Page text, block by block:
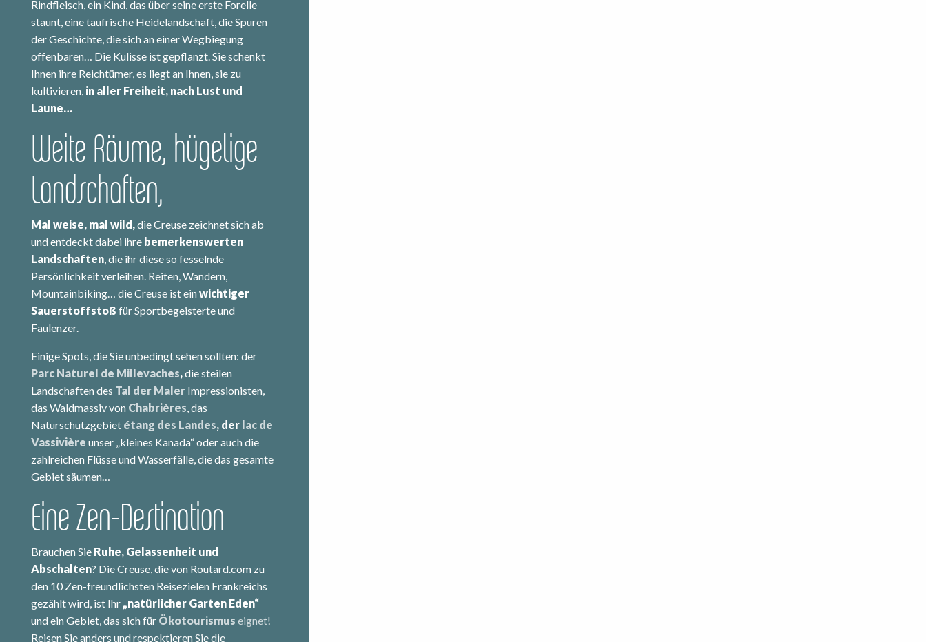
Rindfleisch, ein Kind, das über seine erste Forelle
staunt, eine taufrische Heidelandschaft, die Spuren
der Geschichte, die sich an einer Wegbiegung
offenbaren… Die Kulisse ist gepflanzt. Sie schenkt
Ihnen ihre Reichtümer, es liegt an Ihnen, sie zu
kultivieren, in aller Freiheit, nach Lust und
Laune…
Weite Räume, hügelige
Landschaften,
Mal weise, mal wild,die Creuse zeichnet sich ab
und entdeckt dabei ihre bemerkenswerten
Landschaften, die ihr diese so fesselnde
Persönlichkeit verleihen. Reiten, Wandern,
Mountainbiking… die Creuse ist einwichtiger
Sauerstoffstoß für Sportbegeisterte und
Faulenzer.
Einige Spots, die Sie unbedingt sehen sollten: der
Parc Naturel de Millevaches,die steilen
Landschaften des Tal der Maler Impressionisten,
das Waldmassiv von Chabrières, das
Naturschutzgebiet étang des Landes, der lac de
Vassivière unser „kleines Kanada“ oder auch die
zahlreichen Flüsse und Wasserfälle, die das gesamte
Gebiet säumen…
Eine Zen-Destination
Brauchen Sie Ruhe, Gelassenheit und
Abschalten? Die Creuse, die von Routard.com zu
den 10 Zen-freundlichsten Reisezielen Frankreichs
gezählt wird, ist Ihr„natürlicher Garten Eden“
und ein Gebiet, das sich für Ökotourismus eignet!
Reisen Sie anders und respektieren Sie die